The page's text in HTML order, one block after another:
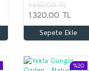
1.650,00 TL
1.320,00 TL
Sepete Ekle
%20